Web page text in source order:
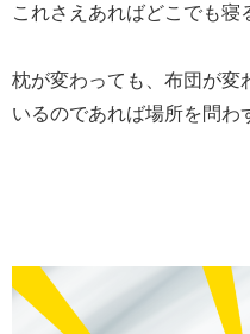
これさえあればどこでも寝
枕が変わっても、布団が変
いるのであれば場所を問わ